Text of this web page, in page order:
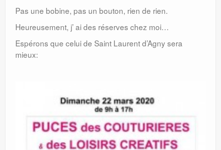
Pas une bobine, pas un bouton, rien de rien.
Heureusement, j’ ai des réserves chez moi…
Espérons que celui de Saint Laurent d’Agny sera
mieux: